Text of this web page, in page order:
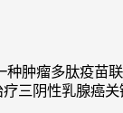
种肿瘤多肽疫苗
三阴性乳腺癌关